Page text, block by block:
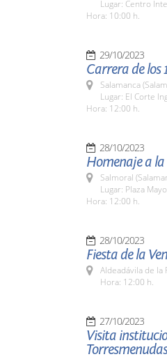
Lugar: Centro
Hora: 10:00 h.
29/10/2023
Carrera de los
Salamanca
Lugar: El Corte
Hora: 12:00 h.
28/10/2023
Homenaje a
Salmoral
Lugar: Plaza
Hora: 12:00 h.
28/10/2023
Fiesta de la
Aldeadávila de la
Hora: 12:00 h.
27/10/2023
Visita